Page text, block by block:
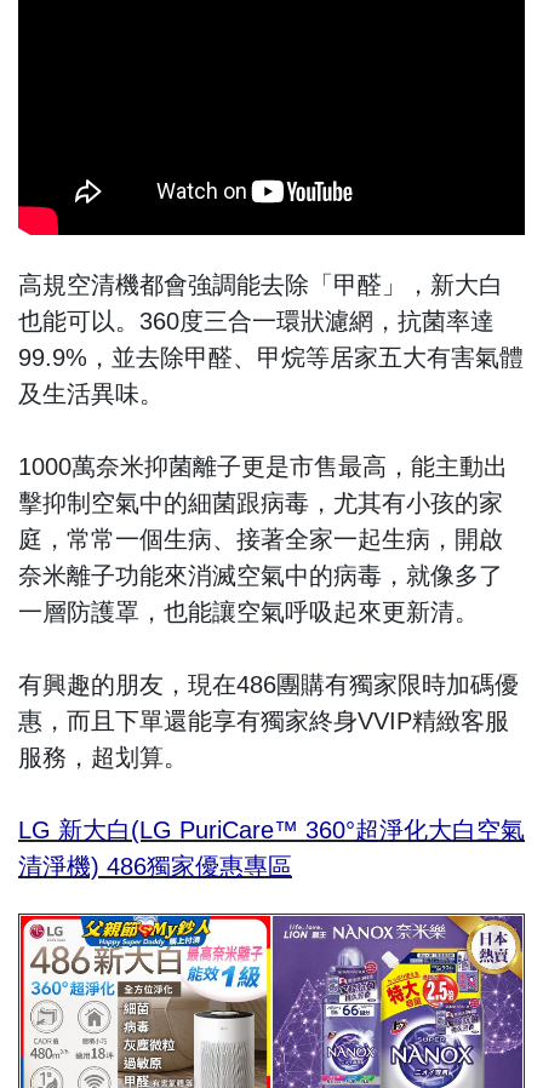
高規空清機都會強調能去除「甲醛」，新大白
也能可以。360度三合一環狀濾網，抗菌率達
99.9%，並去除甲醛、甲烷等居家五大有害氣體
及生活異味。
1000萬奈米抑菌離子更是市售最高，能主動出
擊抑制空氣中的細菌跟病毒，尤其有小孩的家
庭，常常一個生病、接著全家一起生病，開啟
奈米離子功能來消滅空氣中的病毒，就像多了
一層防護罩，也能讓空氣呼吸起來更新清。
有興趣的朋友，現在486團購有獨家限時加碼優
惠，而且下單還能享有獨家終身VVIP精緻客服
服務，超划算。
LG 新大白(LG PuriCare™ 360°超淨化大白空氣
清淨機) 486獨家優惠專區